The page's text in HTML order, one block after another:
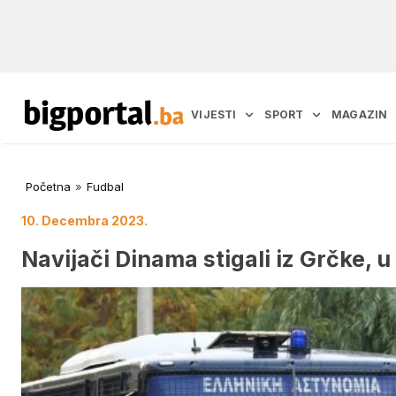
VIJESTI SPORT MAGAZIN
Početna » Fudbal
10. Decembra 2023.
Navijači Dinama stigali iz Grčke,